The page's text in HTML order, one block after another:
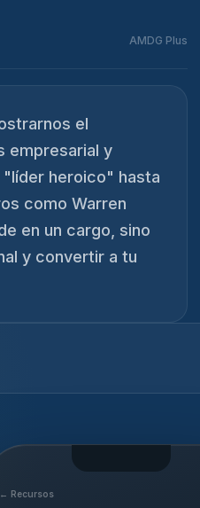
AMDG Plus
el
empresarial y
"líder heroico" hasta
como Warren
en un cargo, sino
y convertir a tu
← Recursos